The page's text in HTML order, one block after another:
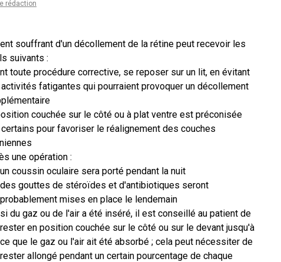
rédaction
souffrant d'un décollement de la rétine peut recevoir les
suivants :
toute procédure corrective, se reposer sur un lit, en évitant
fatigantes qui pourraient provoquer un décollement
couchée sur le côté ou à plat ventre est préconisée
pour favoriser le réalignement des couches
une opération :
un coussin oculaire sera porté pendant la nuit
des gouttes de stéroïdes et d'antibiotiques seront
probablement mises en place le lendemain
si du gaz ou de l'air a été inséré, il est conseillé au patient de
rester en position couchée sur le côté ou sur le devant jusqu'à
ce que le gaz ou l'air ait été absorbé ; cela peut nécessiter de
rester allongé pendant un certain pourcentage de chaque